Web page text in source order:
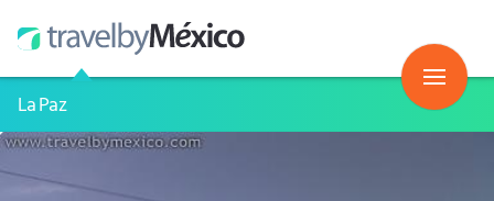
La Paz